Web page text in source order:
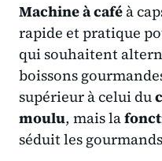
Machine à café à
rapide et pratique
qui souhaitent
boissons
supérieur à celui du
moulu, mais la
séduit les